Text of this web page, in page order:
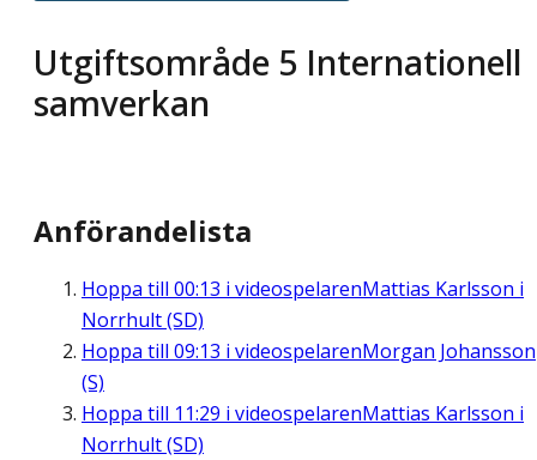
Utgiftsområde 5 Internationell
samverkan
Anförandelista
Hoppa till 00:13 i videospelarenMattias Karlsson i
Norrhult (SD)
Hoppa till 09:13 i videospelarenMorgan Johansson
(S)
Hoppa till 11:29 i videospelarenMattias Karlsson i
Norrhult (SD)